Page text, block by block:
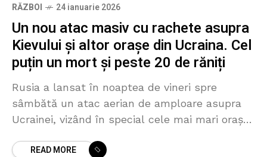
RĂZBOI 24 ianuarie 2026
Un nou atac masiv cu rachete asupra
Kievului și altor orașe din Ucraina. Cel
puțin un mort și peste 20 de răniți
Rusia a lansat în noaptea de vineri spre
sâmbătă un atac aerian de amploare asupra
Ucrainei, vizând în special cele mai mari orașe
READ MORE